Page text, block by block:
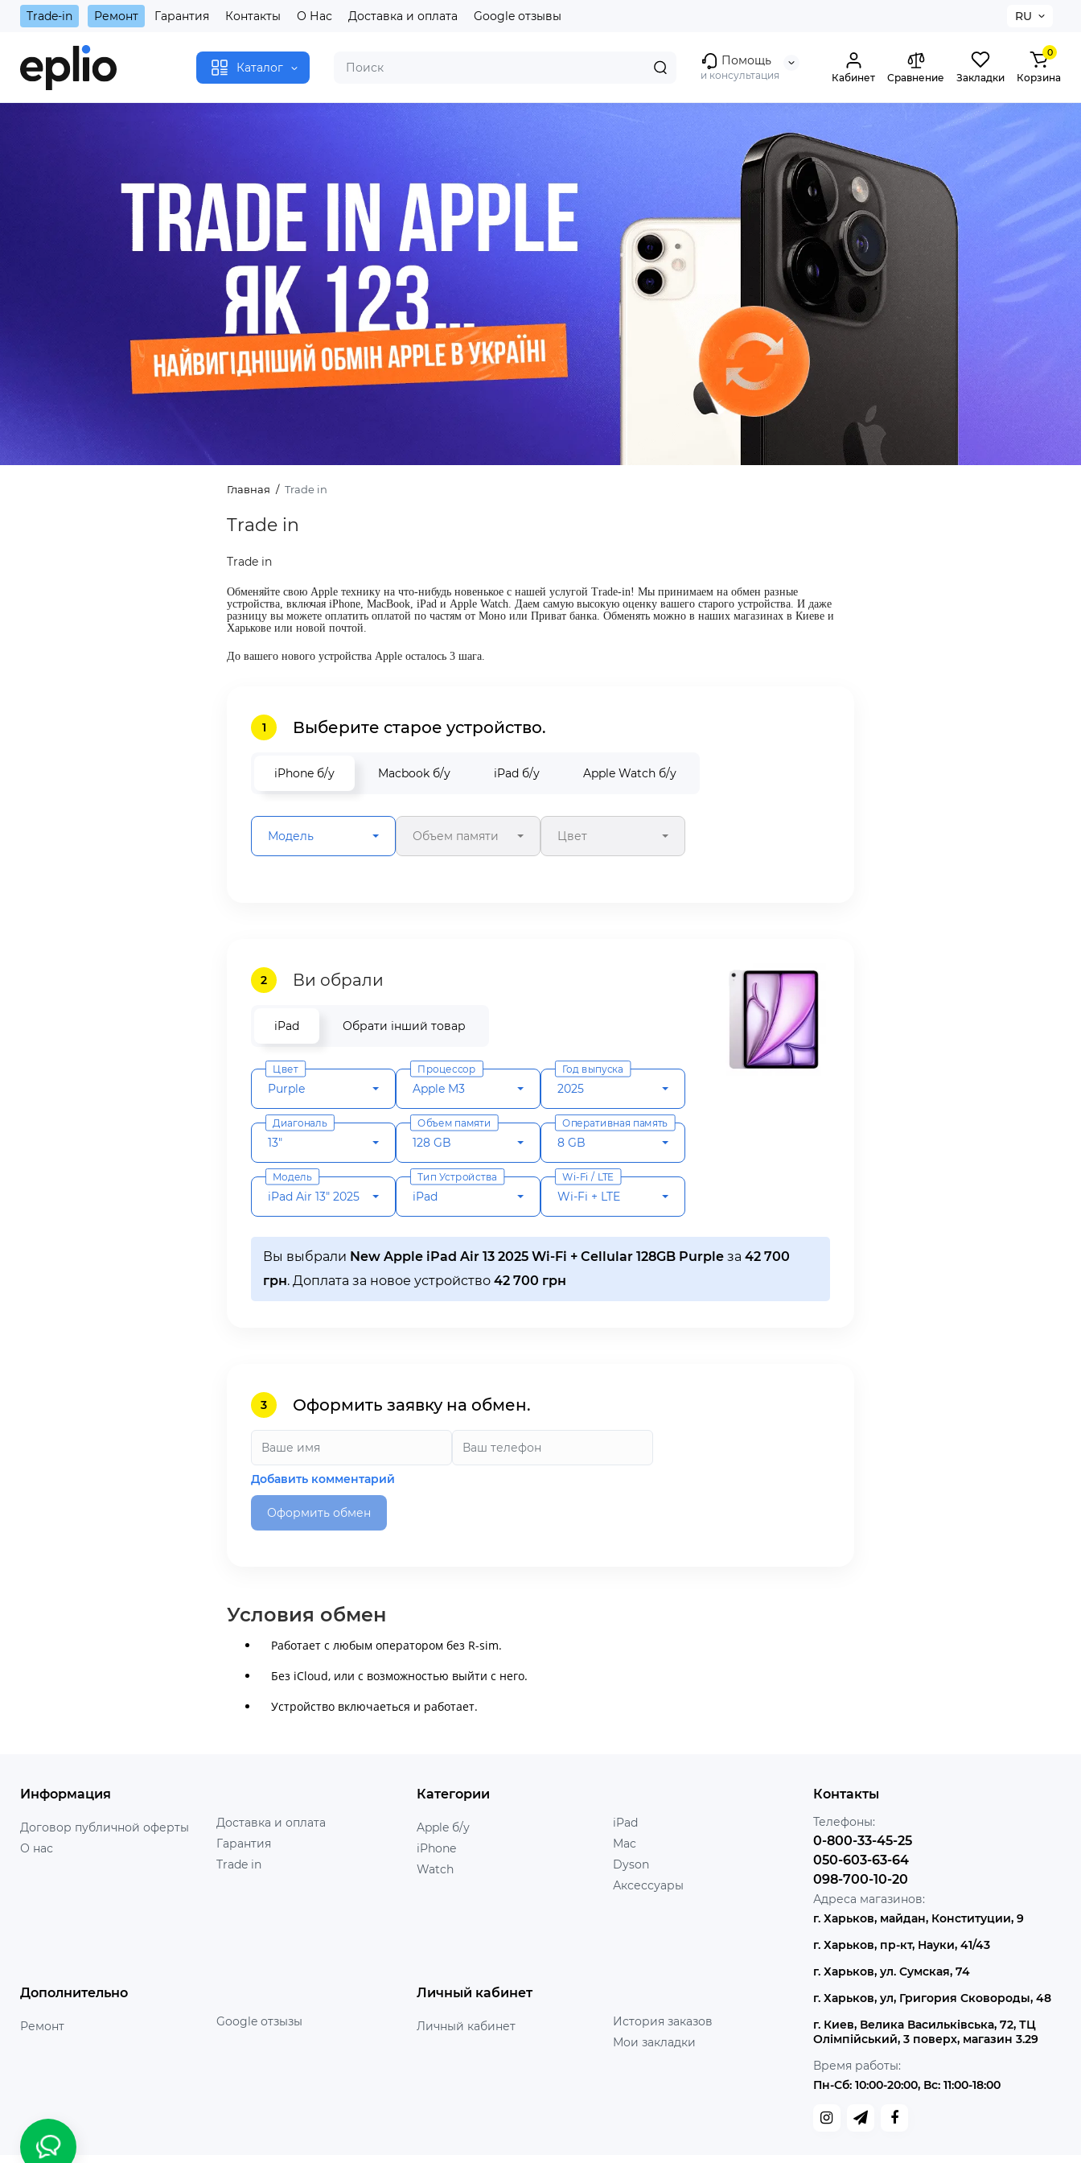
Trade-in Ремонт Гарантия Контакты О Нас Доставка и оплата Google отзывы RU
Каталог Помощь
и консультация Кабинет Сравнение Закладки
0
Корзина
Главная Trade in
Trade in
Trade in
Обменяйте свою Apple технику на что-нибудь новенькое с нашей услугой Trade-in! Мы принимаем на обмен разные
устройства, включая iPhone, MacBook, iPad и Apple Watch. Даем самую высокую оценку вашего старого устройства. И даже
разницу вы можете оплатить оплатой по частям от Моно или Приват банка. Обменять можно в наших магазинах в Киеве и
Харькове или новой почтой.
До вашего нового устройства Apple осталось 3 шага.
1 Выберите старое устройство.
iPhone б/у Macbook б/у iPad б/у Apple Watch б/у
Модель Объем памяти Цвет
2 Ви обрали
iPad Обрати інший товар
Цвет
Purple
Процессор
Apple M3
Год выпуска
2025
Диагональ
13"
Объем памяти
128 GB
Оперативная память
8 GB
Модель
iPad Air 13" 2025
Тип Устройства
iPad
Wi-Fi / LTE
Wi-Fi + LTE
Вы выбрали New Apple iPad Air 13 2025 Wi-Fi + Cellular 128GB Purple за 42 700
грн. Доплата за новое устройство 42 700 грн
3 Оформить заявку на обмен.
Добавить комментарий
Оформить обмен
Условия обмен
Работает с любым оператором без R-sim.
Без iСloud, или с возможностью выйти с него.
Устройство включаеться и работает.
Информация
Договор публичной оферты
О нас
Доставка и оплата
Гарантия
Trade in
Категории
Apple б/у
iPhone
Watch
iPad
Mac
Dyson
Аксессуары
Дополнительно
Ремонт Google отзызы
Личный кабинет
Личный кабинет
История заказов
Мои закладки
Контакты
Телефоны:
0-800-33-45-25
050-603-63-64
098-700-10-20
Адреса магазинов:
г. Харьков, майдан, Конституции, 9
г. Харьков, пр-кт, Науки, 41/43
г. Харьков, ул. Сумская, 74
г. Харьков, ул, Григория Сковороды, 48
г. Киев, Велика Васильківська, 72, ТЦ
Олімпійський, 3 поверх, магазин 3.29
Время работы:
Пн-Сб: 10:00-20:00, Вс: 11:00-18:00